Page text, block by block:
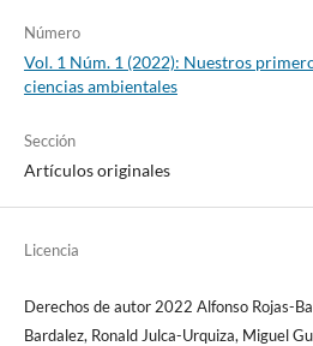
Número
Vol. 1 Núm. 1 (2022): Nuestros
ciencias ambientales
Sección
Artículos originales
Licencia
Derechos de autor 2022 Alfonso Rojas-
Bardalez, Ronald Julca-Urquiza, Miguel